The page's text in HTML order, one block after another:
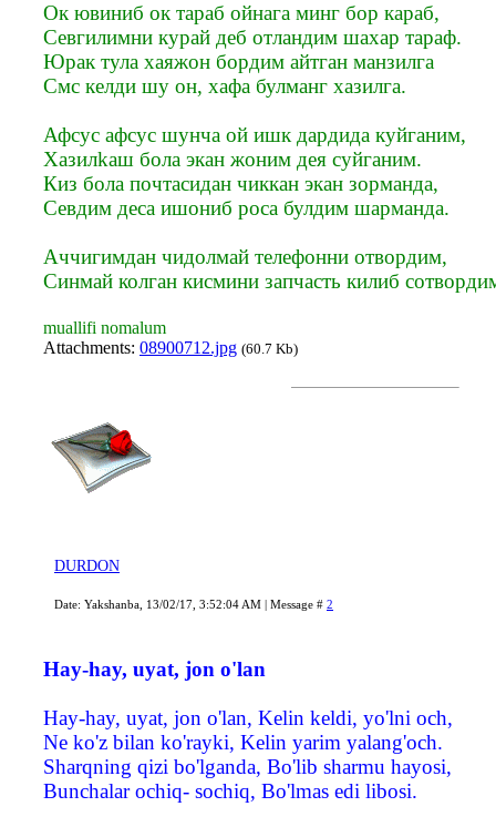
Ок ювиниб ок тараб ойнага минг бор караб,
Севгилимни курай деб отландим шахар тараф.
Юрак тула хаяжон бордим айтган манзилга
Смс келди шу он, хафа булманг хазилга.
Афсус афсус шунча ой ишк дардида куйганим,
Хазилkаш бола экан жоним дея суйганим.
Киз бола почтасидан чиккан экан зорманда,
Севдим деса ишониб роса булдим шарманда.
Аччигимдан чидолмай телефонни отвордим,
Синмай колган кисмини запчасть килиб
muallifi nomalum
Attachments: 08900712.jpg (60.7 Kb)
DURDON
Date: Yakshanba, 13/02/17, 3:52:04 AM | Message # 2
Hay-hay, uyat, jon o'lan
Hay-hay, uyat, jon o'lan, Kelin keldi, yo'lni och,
Ne ko'z bilan ko'rayki, Kelin yarim yalang'och.
Sharqning qizi bo'lganda, Bo'lib sharmu hayosi,
Bunchalar ochiq- sochiq, Bo'lmas edi libosi.